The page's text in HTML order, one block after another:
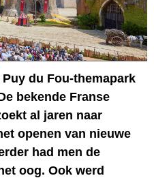
du Fou-themapark
bekende Franse
al jaren naar
openen van nieuwe
had men de
oog. Ook werd